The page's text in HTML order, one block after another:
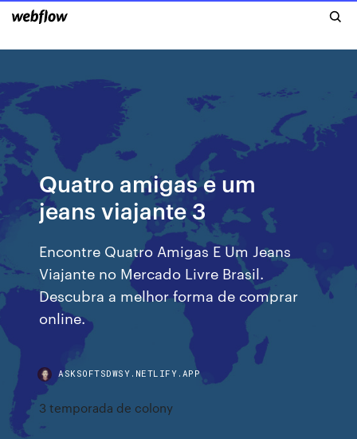
Quatro amigas e um
jeans viajante 3
Encontre Quatro Amigas E Um Jeans
Viajante no Mercado Livre Brasil.
Descubra a melhor forma de comprar
online.
ASKSOFTSDWSY.NETLIFY.APP
3 temporada de colony